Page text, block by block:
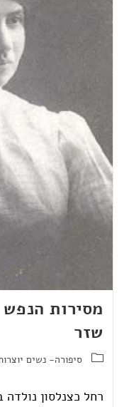
מסירות
שזר
סיפורה- נשים